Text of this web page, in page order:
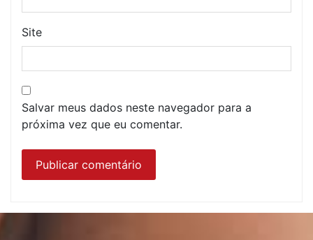
Site
Salvar meus dados neste navegador para a
próxima vez que eu comentar.